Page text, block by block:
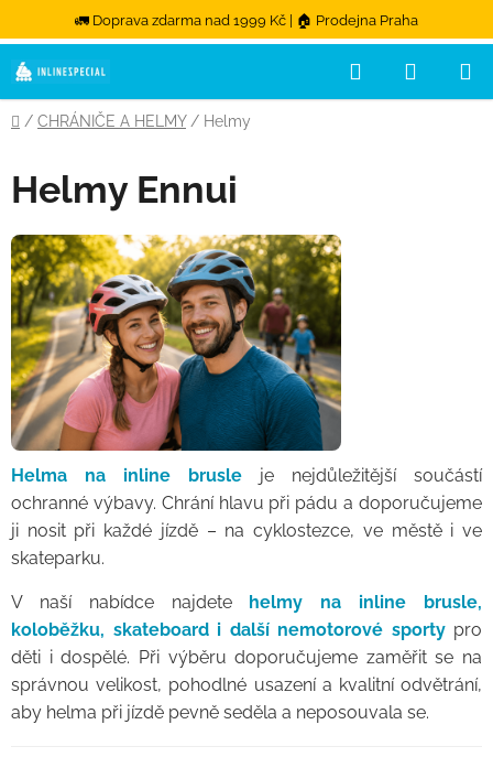
🚛 Doprava zdarma nad 1999 Kč | 🏠 Prodejna Praha
Přejít na obsah
Hledat
Domů
/ CHRÁNIČE A HELMY / Helmy
Helmy Ennui
Helma na inline brusle je nejdůležitější součástí
ochranné výbavy. Chrání hlavu při pádu a doporučujeme
ji nosit při každé jízdě – na cyklostezce, ve městě i ve
skateparku.
V naší nabídce najdete
helmy na inline brusle,
koloběžku, skateboard i další nemotorové sportypro
děti i dospělé. Při výběru doporučujeme zaměřit se na
správnou velikost, pohodlné usazení a kvalitní odvětrání,
aby helma při jízdě pevně seděla a neposouvala se.